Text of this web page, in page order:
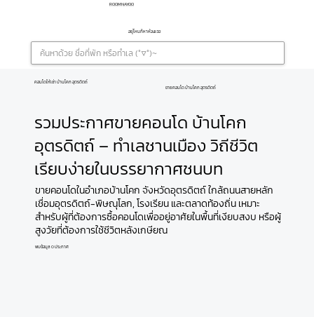
ROOMNAYOO
อยู่ไหนก็หาห้องเจอ
คอนโดให้เช่า บ้านโคก อุตรดิตถ์
ขายคอนโด บ้านโคก อุตรดิตถ์
รวมประกาศขายคอนโด บ้านโคก
อุตรดิตถ์ – ทำเลชานเมือง วิถีชีวิต
เรียบง่ายในบรรยากาศชนบท
ขายคอนโดในอำเภอบ้านโคก จังหวัดอุตรดิตถ์ ใกล้ถนนสายหลัก
เชื่อมอุตรดิตถ์-พิษณุโลก, โรงเรียน และตลาดท้องถิ่น เหมาะ
สำหรับผู้ที่ต้องการซื้อคอนโดเพื่ออยู่อาศัยในพื้นที่เงียบสงบ หรือผู้
สูงวัยที่ต้องการใช้ชีวิตหลังเกษียณ
พบข้อมูล 0 ประกาศ